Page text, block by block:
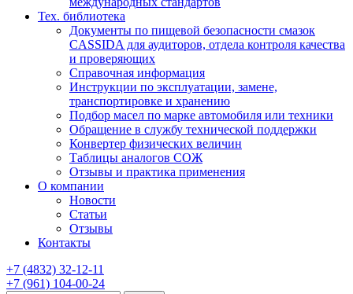
Тех. библиотека
Документы по пищевой безопасности смазок
CASSIDA для аудиторов, отдела контроля качества
и проверяющих
Справочная информация
Инструкции по эксплуатации, замене,
транспортировке и хранению
Подбор масел по марке автомобиля или техники
Обращение в службу технической поддержки
Конвертер физических величин
Таблицы аналогов СОЖ
Отзывы и практика применения
О компании
Новости
Статьи
Отзывы
Контакты
+7 (4832) 32-12-11
+7 (961) 104-00-24